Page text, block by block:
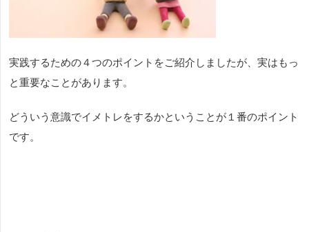
実践するための４つのポイントをご紹介しましたが、実はもっ
と重要なことがあります。
どういう意識でイメトレをするかということが１番のポイント
です。